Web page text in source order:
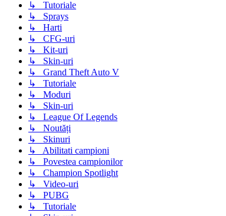
↳ Tutoriale
↳ Sprays
↳ Harti
↳ CFG-uri
↳ Kit-uri
↳ Skin-uri
↳ Grand Theft Auto V
↳ Tutoriale
↳ Moduri
↳ Skin-uri
↳ League Of Legends
↳ Noutăți
↳ Skinuri
↳ Abilitati campioni
↳ Povestea campionilor
↳ Champion Spotlight
↳ Video-uri
↳ PUBG
↳ Tutoriale